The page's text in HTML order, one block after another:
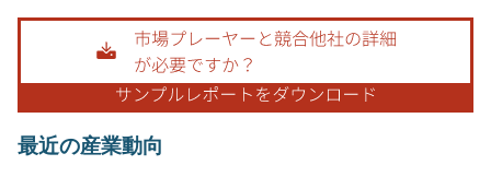
画像 © Mordor Intelligence。再利用にはCC BY 4.0の表示が必要です。
最近の産業動向